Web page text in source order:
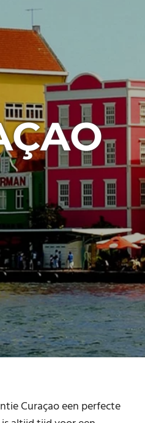
Curaçao een perfecte